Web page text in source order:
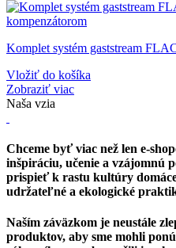
Komplet systém gaststream
Vložiť do košíka
Zobraziť viac
Naša vzia
Chceme byť viac než len e-
inšpiráciu, učenie a vzájomnú
prispieť k rastu kultúry
udržateľné a ekologické
Naším záväzkom je neustále
produktov, aby sme mohli